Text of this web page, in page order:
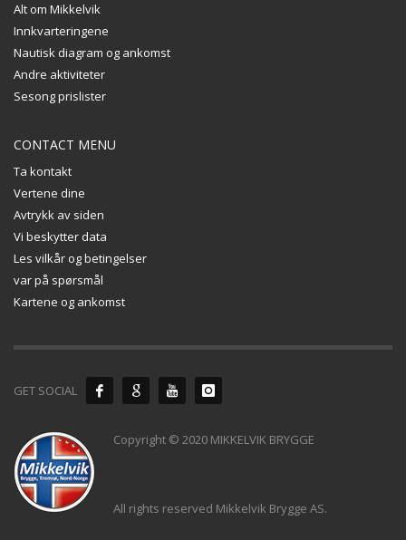
Alt om Mikkelvik
Innkvarteringene
Nautisk diagram og ankomst
Andre aktiviteter
Sesong prislister
CONTACT MENU
Ta kontakt
Vertene dine
Avtrykk av siden
Vi beskytter data
Les vilkår og betingelser
var på spørsmål
Kartene og ankomst
GET SOCIAL
Copyright © 2020 MIKKELVIK BRYGGE
All rights reserved Mikkelvik Brygge AS.